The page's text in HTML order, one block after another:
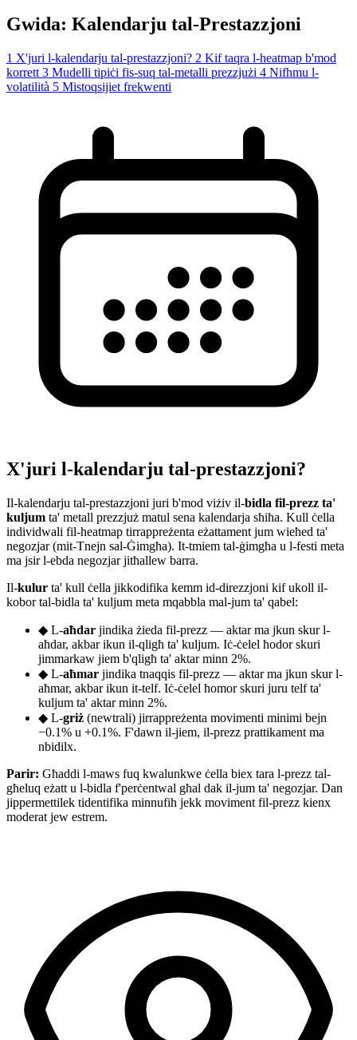
Gwida: Kalendarju tal-Prestazzjoni
1 X'juri l-kalendarju tal-prestazzjoni? 2 Kif taqra l-heatmap b'mod
korrett 3 Mudelli tipiċi fis-suq tal-metalli prezzjużi 4 Nifhmu l-
volatilità 5 Mistoqsijiet frekwenti
X'juri l-kalendarju tal-prestazzjoni?
Il-kalendarju tal-prestazzjoni juri b'mod viżiv il-bidla fil-prezz ta'
kuljum ta' metall prezzjuż matul sena kalendarja sħiħa. Kull ċella
individwali fil-heatmap tirrappreżenta eżattament jum wieħed ta'
negozjar (mit-Tnejn sal-Ġimgħa). It-tmiem tal-ġimgħa u l-festi meta
ma jsir l-ebda negozjar jitħallew barra.
Il-kulur ta' kull ċella jikkodifika kemm id-direzzjoni kif ukoll il-
kobor tal-bidla ta' kuljum meta mqabbla mal-jum ta' qabel:
◆ L-aħdar jindika żieda fil-prezz — aktar ma jkun skur l-
aħdar, akbar ikun il-qligħ ta' kuljum. Iċ-ċelel ħodor skuri
jimmarkaw jiem b'qligħ ta' aktar minn 2%.
◆ L-aħmar jindika tnaqqis fil-prezz — aktar ma jkun skur l-
aħmar, akbar ikun it-telf. Iċ-ċelel ħomor skuri juru telf ta'
kuljum ta' aktar minn 2%.
◆ L-griż (newtrali) jirrappreżenta movimenti minimi bejn
−0.1% u +0.1%. F'dawn il-jiem, il-prezz prattikament ma
nbidilx.
Parir: Għaddi l-maws fuq kwalunkwe ċella biex tara l-prezz tal-
għeluq eżatt u l-bidla f'perċentwal għal dak il-jum ta' negozjar. Dan
jippermettilek tidentifika minnufih jekk moviment fil-prezz kienx
moderat jew estrem.